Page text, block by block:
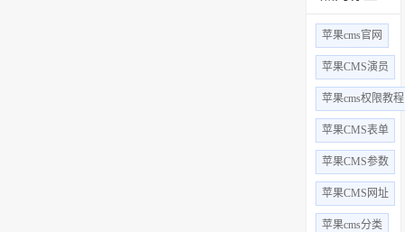
苹果cms官网
苹果CMS演员
苹果cms权限教程
苹果CMS表单
苹果CMS参数
苹果CMS网址
苹果cms分类